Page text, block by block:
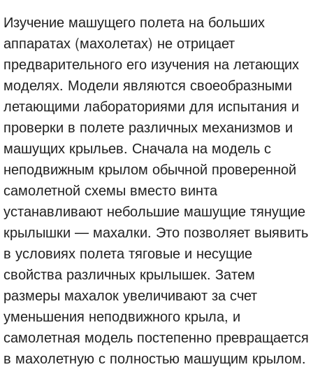
Изучение машущего полета на больших
аппаратах (махолетах) не отрицает
предварительного его изучения на летающих
моделях. Модели являются своеобразными
летающими лабораториями для испытания и
проверки в полете различных механизмов и
машущих крыльев. Сначала на модель с
неподвижным крылом обычной проверенной
самолетной схемы вместо винта
устанавливают небольшие машущие тянущие
крылышки — махалки. Это позволяет выявить
в условиях полета тяговые и несущие
свойства различных крылышек. Затем
размеры махалок увеличивают за счет
уменьшения неподвижного крыла, и
самолетная модель постепенно превращается
в махолетную с полностью машущим крылом.